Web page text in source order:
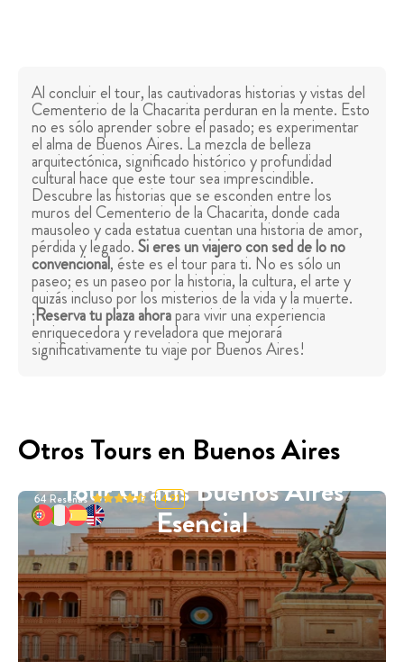
Al concluir el tour, las cautivadoras historias y vistas del
Cementerio de la Chacarita perduran en la mente. Esto
no es sólo aprender sobre el pasado; es experimentar
el alma de Buenos Aires. La mezcla de belleza
arquitectónica, significado histórico y profundidad
cultural hace que este tour sea imprescindible.
Descubre las historias que se esconden entre los
muros del Cementerio de la Chacarita, donde cada
mausoleo y cada estatua cuentan una historia de amor,
pérdida y legado.Si eres un viajero con sed de lo no
convencional, éste es el tour para ti. No es sólo un
paseo; es un paseo por la historia, la cultura, el arte y
quizás incluso por los misterios de la vida y la muerte.
¡Reserva tu plaza ahorapara vivir una experiencia
enriquecedora y reveladora que mejorará
significativamente tu viaje por Buenos Aires!
Otros Tours en Buenos Aires
Tour Gratis Buenos Aires
Esencial
64Reseñas 4.91